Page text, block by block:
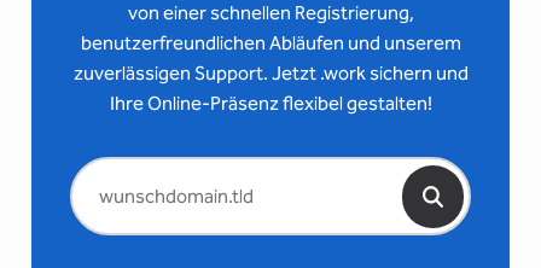
von einer schnellen Registrierung,
benutzerfreundlichen Abläufen und unserem
zuverlässigen Support. Jetzt .work sichern und
Ihre Online-Präsenz flexibel gestalten!